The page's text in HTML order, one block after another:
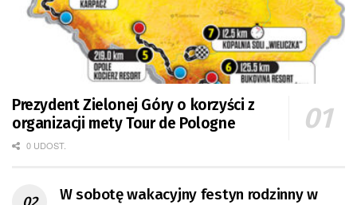
Prezydent Zielonej Góry o korzyści z
organizacji mety Tour de Pologne
0 UDOST.
W sobotę wakacyjny festyn rodzinny w